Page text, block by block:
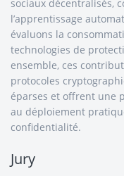
sociaux décentralisés,
l’apprentissage
évaluons la
technologies de
ensemble, ces
protocoles
éparses et offrent une
au déploiement
confidentialité.
Jury